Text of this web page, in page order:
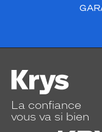
La confiance
vous va si bien